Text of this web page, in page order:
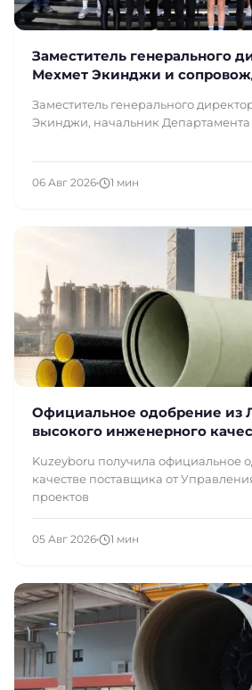
Заместитель генерального
Мехмет Экинджи и
Заместитель генерального
Экинджи, начальник
06 Авг 2026 1 мин
Официальное одобрение из
высокого инженерного
Kuzeyboru получила официальное
качестве поставщика от
проектов
05 Авг 2026 1 мин